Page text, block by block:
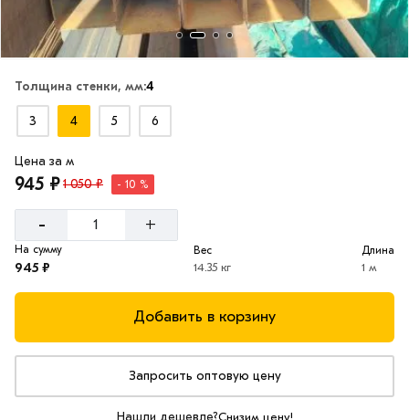
Толщина стенки, мм:4
3 4 5 6
Цена за м
945 ₽1 050 ₽ - 10 %
- +
На сумму
945 ₽
Вес
14.35 кг
Длина
1 м
Добавить в корзину
Запросить оптовую цену
Нашли дешевле?Снизим цену!